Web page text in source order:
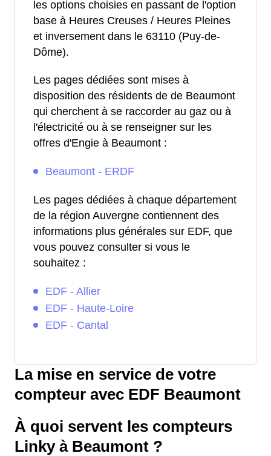
les options choisies en passant de l'option
base à Heures Creuses / Heures Pleines
et inversement dans le 63110 (Puy-de-
Dôme).
Les pages dédiées sont mises à
disposition des résidents de de Beaumont
qui cherchent à se raccorder au gaz ou à
l'électricité ou à se renseigner sur les
offres d'Engie à Beaumont :
Beaumont - ERDF
Les pages dédiées à chaque département
de la région Auvergne contiennent des
informations plus générales sur EDF, que
vous pouvez consulter si vous le
souhaitez :
EDF - Allier
EDF - Haute-Loire
EDF - Cantal
La mise en service de votre
compteur avec EDF Beaumont
À quoi servent les compteurs
Linky à Beaumont ?